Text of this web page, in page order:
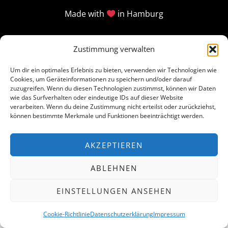
Zustimmung verwalten
Um dir ein optimales Erlebnis zu bieten, verwenden wir Technologien wie
Cookies, um Geräteinformationen zu speichern und/oder darauf
zuzugreifen. Wenn du diesen Technologien zustimmst, können wir Daten
wie das Surfverhalten oder eindeutige IDs auf dieser Website
verarbeiten. Wenn du deine Zustimmung nicht erteilst oder zurückziehst,
können bestimmte Merkmale und Funktionen beeinträchtigt werden.
AKZEPTIEREN
ABLEHNEN
EINSTELLUNGEN ANSEHEN
Cookie-RichtlinieDatenschutzerklärungImpressum
Made with in Hamburg